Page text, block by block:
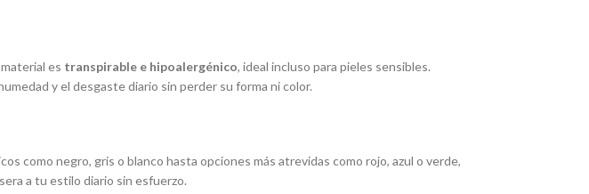
material es transpirable e hipoalergénico, ideal incluso para pieles sensibles.
y el desgaste diario sin perder su forma ni color.
como negro, gris o blanco hasta opciones más atrevidas como rojo, azul o verde,
a tu estilo diario sin esfuerzo.